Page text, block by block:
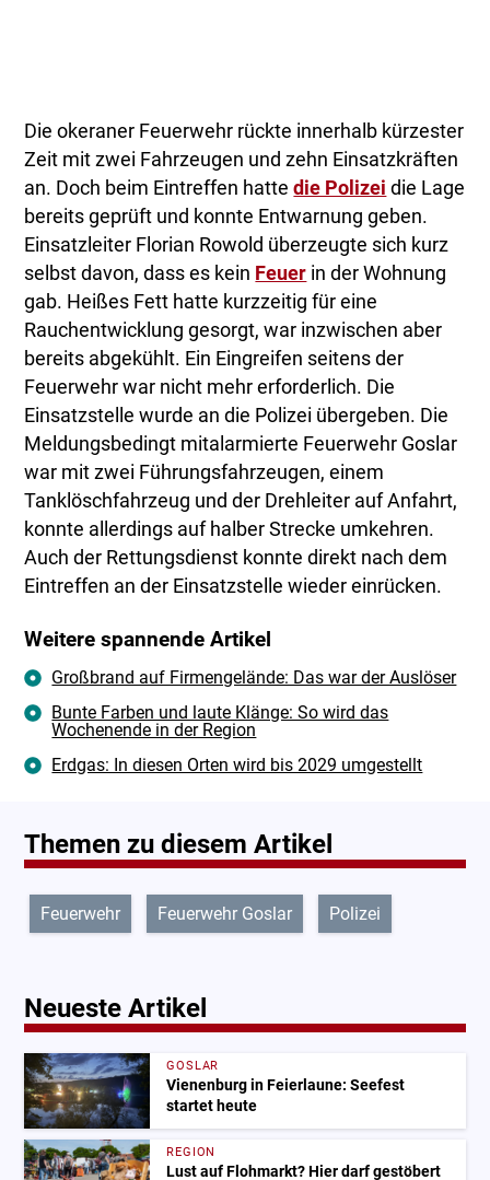
Die okeraner Feuerwehr rückte innerhalb kürzester
Zeit mit zwei Fahrzeugen und zehn Einsatzkräften
an. Doch beim Eintreffen hattedie Polizei die Lage
bereits geprüft und konnte Entwarnung geben.
Einsatzleiter Florian Rowold überzeugte sich kurz
selbst davon, dass es kein Feuer in der Wohnung
gab. Heißes Fett hatte kurzzeitig für eine
Rauchentwicklung gesorgt, war inzwischen aber
bereits abgekühlt. Ein Eingreifen seitens der
Feuerwehr war nicht mehr erforderlich. Die
Einsatzstelle wurde an die Polizei übergeben. Die
Meldungsbedingt mitalarmierte Feuerwehr Goslar
war mit zwei Führungsfahrzeugen, einem
Tanklöschfahrzeug und der Drehleiter auf Anfahrt,
konnte allerdings auf halber Strecke umkehren.
Auch der Rettungsdienst konnte direkt nach dem
Eintreffen an der Einsatzstelle wieder einrücken.
Weitere spannende Artikel
Großbrand auf Firmengelände: Das war der Auslöser
Bunte Farben und laute Klänge: So wird das
Wochenende in der Region
Erdgas: In diesen Orten wird bis 2029 umgestellt
Themen zu diesem Artikel
Feuerwehr Feuerwehr Goslar Polizei
Neueste Artikel
GOSLAR
Vienenburg in Feierlaune: Seefest
startet heute
REGION
Lust auf Flohmarkt? Hier darf gestöbert